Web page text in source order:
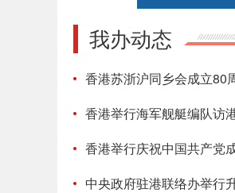
我办动态
香港苏浙沪同乡会成立80
香港举行海军舰艇编队访
香港举行庆祝中国共产党
中央政府驻港联络办举行